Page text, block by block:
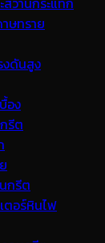
ษทราย
งดันสูง
อง
รีต
กรีต
ตอร์หินไฟ